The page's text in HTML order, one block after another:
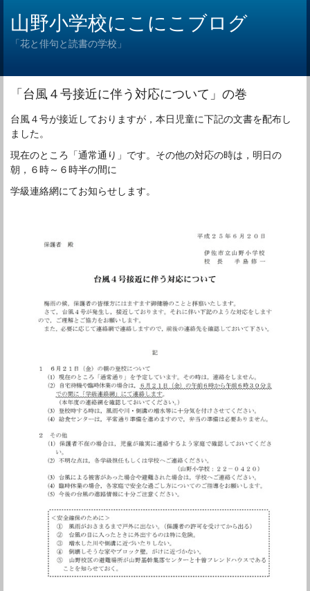
山野小学校にこにこブログ
「花と俳句と読書の学校」
「台風４号接近に伴う対応について」の巻
台風４号が接近しておりますが，本日児童に下記の文書を配布し
ました。
現在のところ「通常通り」です。その他の対応の時は，明日の
朝，６時～６時半の間に
学級連絡網にてお知らせします。